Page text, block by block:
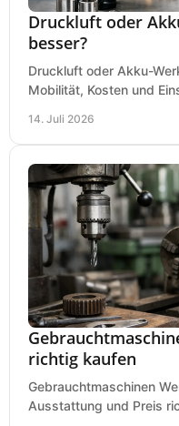
Druckluft oder
besser?
Druckluft oder Akku-
Mobilität, Kosten und
14. Juli 2026
richtig kaufen
Gebrauchtmaschinen
Ausstattung und Preis